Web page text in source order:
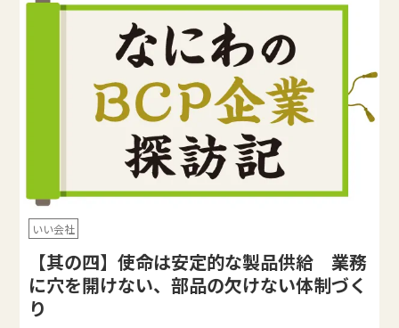
いい会社
【其の四】使命は安定的な製品供給 業務
に穴を開けない、部品の欠けない体制づく
り